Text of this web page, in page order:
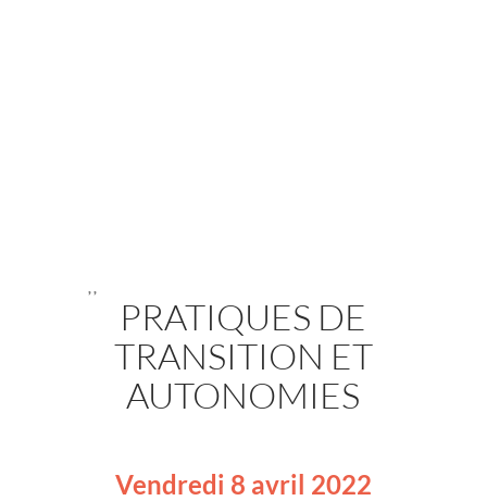
,,
PRATIQUES DE
TRANSITION ET
AUTONOMIES
Vendredi 8 avril 2022